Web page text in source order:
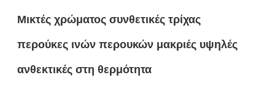
Μικτές χρώματος συνθετικές τρίχας
περούκες ινών περουκών μακριές υψηλές
ανθεκτικές στη θερμότητα